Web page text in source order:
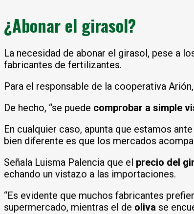
¿Abonar el girasol?
La necesidad de abonar el girasol, pese a
fabricantes de fertilizantes.
Para el responsable de la cooperativa Arión,
De hecho, “se puede comprobar a simple
En cualquier caso, apunta que estamos ante
bien diferente es que los mercados
Señala Luisma Palencia que el precio del
echando un vistazo a las importaciones.
“Es evidente que muchos fabricantes
supermercado, mientras el de oliva se